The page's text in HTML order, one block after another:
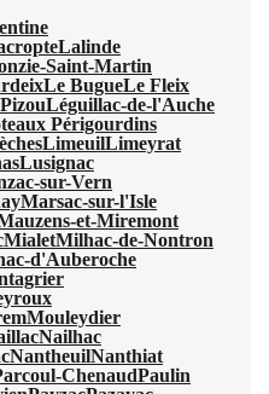
Lalinde
Saint-Martin
Le BugueLe Fleix
Léguillac-de-l'Auche
Périgourdins
LimeuilLimeyrat
Lusignac
sur-Vern
Marsac-sur-l'Isle
et-Miremont
MialetMilhac-de-Nontron
d'Auberoche
Mouleydier
Nailhac
NantheuilNanthiat
ChenaudPaulin